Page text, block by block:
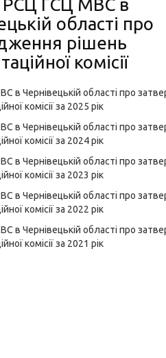
РСЦ ГСЦ МВС в
області про
рішень
комісії
в Чернівецькій області про
комісії за 2025 рік
в Чернівецькій області про
комісії за 2024 рік
в Чернівецькій області про
комісії за 2023 рік
в Чернівецькій області про
комісії за 2022 рік
в Чернівецькій області про
комісії за 2021 рік